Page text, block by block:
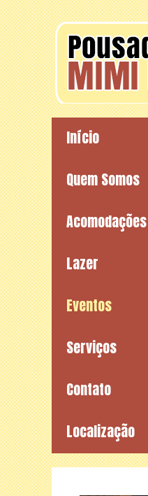
Início
Quem Somos
Acomodações
Lazer
Eventos
Serviços
Contato
Localização